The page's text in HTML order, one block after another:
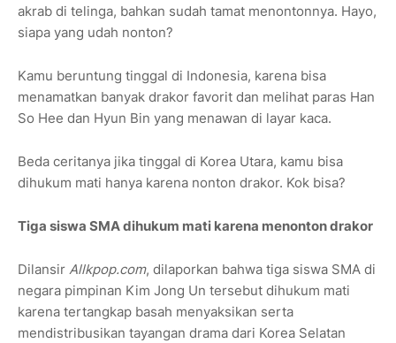
akrab di telinga, bahkan sudah tamat menontonnya. Hayo,
siapa yang udah nonton?
Kamu beruntung tinggal di Indonesia, karena bisa
menamatkan banyak drakor favorit dan melihat paras Han
So Hee dan Hyun Bin yang menawan di layar kaca.
Beda ceritanya jika tinggal di Korea Utara, kamu bisa
dihukum mati hanya karena nonton drakor. Kok bisa?
Tiga siswa SMA dihukum mati karena menonton drakor
Dilansir Allkpop.com, dilaporkan bahwa tiga siswa SMA di
negara pimpinan Kim Jong Un tersebut dihukum mati
karena tertangkap basah menyaksikan serta
mendistribusikan tayangan drama dari Korea Selatan